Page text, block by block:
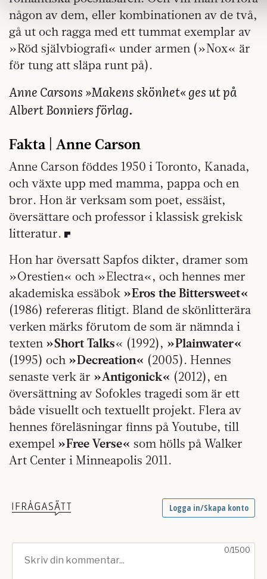
någon av dem, eller kombinationen av de två,
gå ut och ragga med ett tummat exemplar av
»Röd självbiografi« under armen (»Nox« är
för tung att släpa runt på).
Anne Carsons »Makens skönhet« ges ut på
Albert Bonniers förlag.
Fakta | Anne Carson
Anne Carson föddes 1950 i Toronto, Kanada,
och växte upp med mamma, pappa och en
bror. Hon är verksam som poet, essäist,
översättare och professor i klassisk grekisk
litteratur.
Hon har översatt Sapfos dikter, dramer som
»Orestien« och »Electra«, och hennes mer
akademiska essäbok »Eros the Bittersweet«
(1986) refereras flitigt. Bland de skönlitterära
verken märks förutom de som är nämnda i
texten »Short Talks« (1992), »Plainwater«
(1995) och »Decreation« (2005). Hennes
senaste verk är »Antigonick« (2012), en
översättning av Sofokles tragedi som är ett
både visuellt och textuellt projekt. Flera av
hennes föreläsningar finns på Youtube, till
exempel »Free Verse« som hölls på Walker
Art Center i Minneapolis 2011.